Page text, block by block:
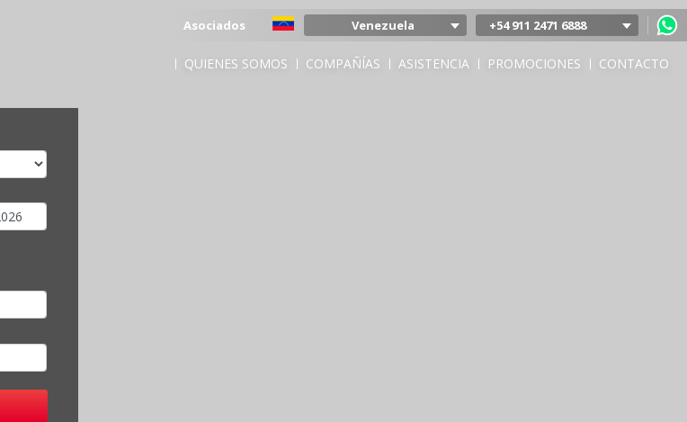
QUIENES SOMOS COMPAÑÍAS ASISTENCIA PROMOCIONES CONTACTO
+54 911 2471 6888
Venezuela
Colombia
Asociados